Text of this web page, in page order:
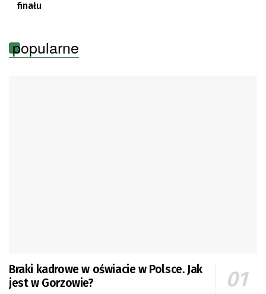
finału
popularne
Braki kadrowe w oświacie w Polsce. Jak
jest w Gorzowie?